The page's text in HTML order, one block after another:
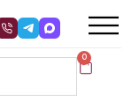
0